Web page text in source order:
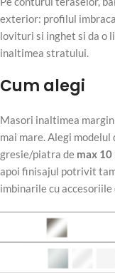
exterior: profilul
lovituri si inghet si da o
inaltimea stratului.
Cum alegi
Masori inaltimea
mai mare. Alegi modelul
gresie/piatra de max 10
apoi finisajul potrivit
imbinarile cu